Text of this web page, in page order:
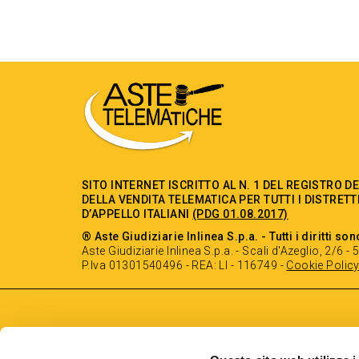
SITO INTERNET ISCRITTO AL N. 1 DEL REGISTRO
DELLA VENDITA TELEMATICA PER TUTTI I
D’APPELLO ITALIANI (PDG 01.08.2017)
® Aste Giudiziarie Inlinea S.p.a. - Tutti i diritti
Aste Giudiziarie Inlinea S.p.a. - Scali d'Azeglio, 2/6 -
P.Iva 01301540496 - REA: LI - 116749 - Cookie Policy